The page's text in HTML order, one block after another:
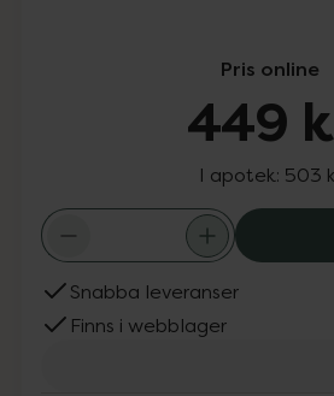
Pris online
449
I apotek: 503
Snabba leveranser
Finns i webblager